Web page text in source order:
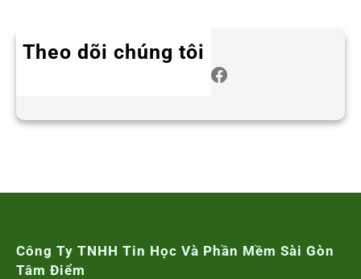
Theo dõi chúng tôi
Facebook
Công Ty TNHH Tin Học Và Phần Mềm Sài Gòn
Tâm Điểm